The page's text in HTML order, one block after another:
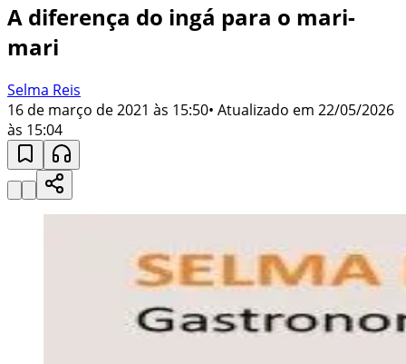
A diferença do ingá para o mari-
mari
Selma Reis
16 de março de 2021 às 15:50• Atualizado em 22/05/2026
às 15:04